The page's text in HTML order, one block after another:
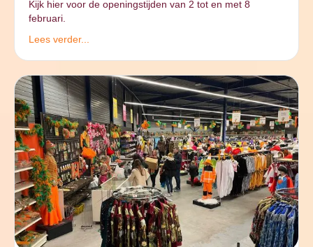
Kijk hier voor de openingstijden van 2 tot en met 8
februari.
Lees verder...